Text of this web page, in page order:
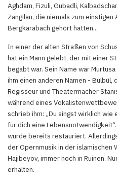
Aghdam, Fizuli, Gubadli,
Zangilan, die niemals zum
Bergkarabach gehört hatten...
In einer der alten Straßen von
hat ein Mann gelebt, der mit einer
begabt war. Sein Name war
ihm einen anderen Namen -
Regisseur und Theatermacher
während eines
schrieb ihm: „Du singst wirklich wie
für dich eine
wurde bereits restauriert.
der Opernmusik in der islamischen
Hajibeyov, immer noch in Ruinen.
erhalten.